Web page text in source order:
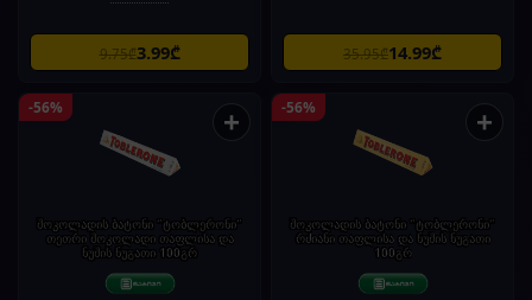
9.75₾3.99₾ 35.95₾14.99₾
-56% +
შოკოლადის ბატონი "ტობლერონი"
თეთრი შოკოლადი თაფლისა და
ნუშის ნუგათი 100გრ
-56% +
შოკოლადის ბატონი "ტობლერონი"
რძიანი თაფლისა და ნუშის ნუგათი
100გრ